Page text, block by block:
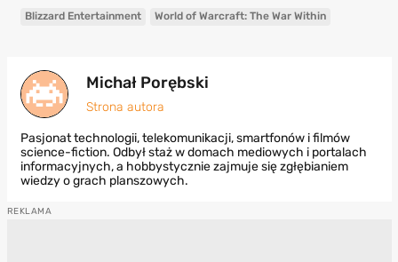
Blizzard Entertainment
World of Warcraft: The War Within
Michał Porębski
Strona autora
Pasjonat technologii, telekomunikacji, smartfonów i filmów
science-fiction. Odbył staż w domach mediowych i portalach
informacyjnych, a hobbystycznie zajmuje się zgłębianiem
wiedzy o grach planszowych.